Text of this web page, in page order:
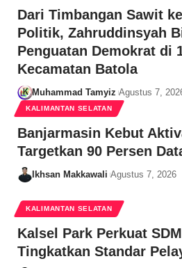
Dari Timbangan Sawit
Politik, Zahruddinsyah
Penguatan Demokrat di
Kecamatan Batola
Muhammad Tamyiz Agustus 7,
KALIMANTAN SELATAN
Banjarmasin Kebut
Targetkan 90 Persen
Ikhsan Makkawali Agustus 7, 2026
KALIMANTAN SELATAN
Kalsel Park Perkuat
Tingkatkan Standar